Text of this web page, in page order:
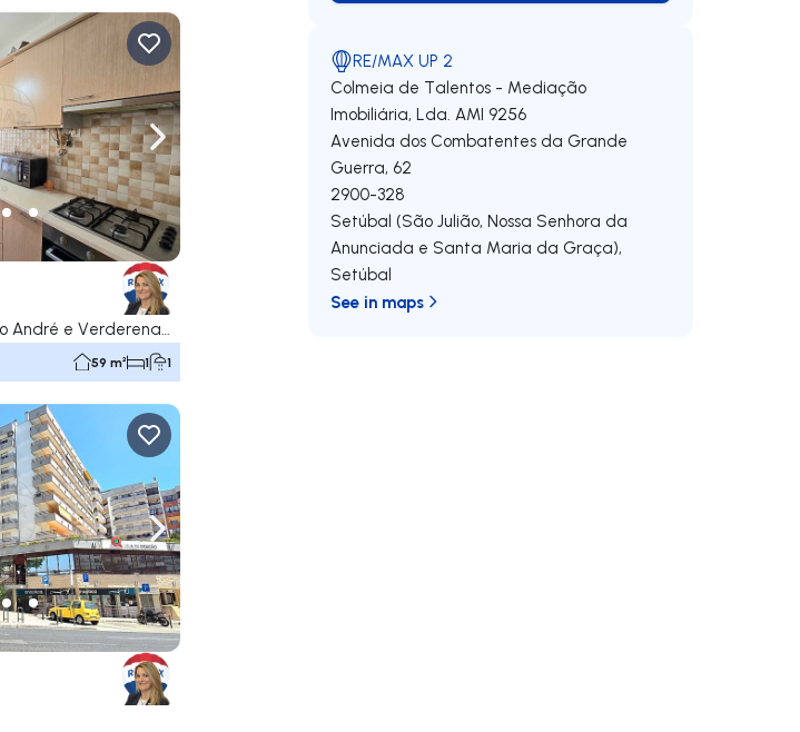
Navigate right
59 m² 1 1
Navigate right
RE/MAX UP 2
Colmeia de Talentos - Mediação
Imobiliária, Lda. AMI 9256
Avenida dos Combatentes da Grande
Guerra, 62
2900-328
Setúbal (São Julião, Nossa Senhora da
Anunciada e Santa Maria da Graça),
Setúbal
See in maps